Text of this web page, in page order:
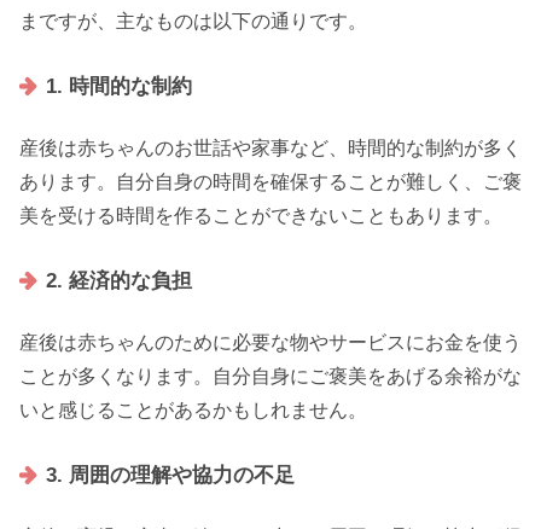
まですが、主なものは以下の通りです。
1. 時間的な制約
産後は赤ちゃんのお世話や家事など、時間的な制約が多く
あります。自分自身の時間を確保することが難しく、ご褒
美を受ける時間を作ることができないこともあります。
2. 経済的な負担
産後は赤ちゃんのために必要な物やサービスにお金を使う
ことが多くなります。自分自身にご褒美をあげる余裕がな
いと感じることがあるかもしれません。
3. 周囲の理解や協力の不足